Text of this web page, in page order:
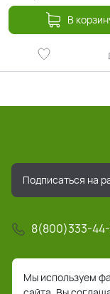
В
8(800)333-
info@pochta-
Мы используем